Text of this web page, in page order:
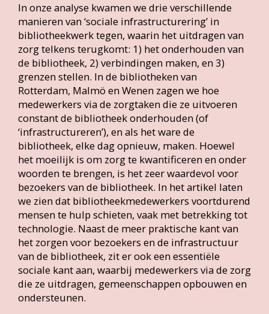
In onze analyse kwamen we drie verschillende
manieren van ‘sociale infrastructurering’ in
bibliotheekwerk tegen, waarin het uitdragen van
zorg telkens terugkomt: 1) het onderhouden van
de bibliotheek, 2) verbindingen maken, en 3)
grenzen stellen. In de bibliotheken van
Rotterdam, Malmö en Wenen zagen we hoe
medewerkers via de zorgtaken die ze uitvoeren
constant de bibliotheek onderhouden (of
‘infrastructureren’), en als het ware de
bibliotheek, elke dag opnieuw, maken. Hoewel
het moeilijk is om zorg te kwantificeren en onder
woorden te brengen, is het zeer waardevol voor
bezoekers van de bibliotheek. In het artikel laten
we zien dat bibliotheekmedewerkers voortdurend
mensen te hulp schieten, vaak met betrekking tot
technologie. Naast de meer praktische kant van
het zorgen voor bezoekers en de infrastructuur
van de bibliotheek, zit er ook een essentiële
sociale kant aan, waarbij medewerkers via de zorg
die ze uitdragen, gemeenschappen opbouwen en
ondersteunen.